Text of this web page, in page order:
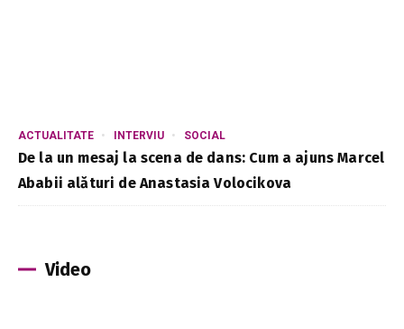
ACTUALITATE INTERVIU SOCIAL
De la un mesaj la scena de dans: Cum a ajuns Marcel
Ababii alături de Anastasia Volocikova
Video